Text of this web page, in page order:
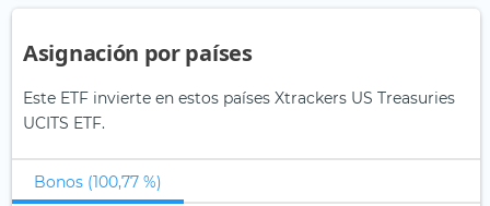
Asignación por países
Este ETF invierte en estos países Xtrackers US Treasuries
UCITS ETF.
Bonos (100,77 %)